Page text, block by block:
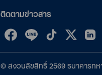
ติดตามข่าวสาร
©สงวนลิขสิทธิ์2569ธนาคารท